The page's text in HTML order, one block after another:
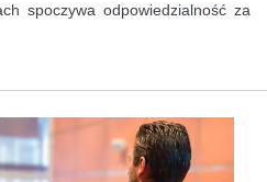
spoczywa odpowiedzialność za